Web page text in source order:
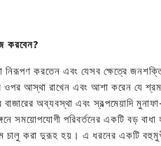
করবেন?
নিরূপণ করতেন এবং যেসব ক্ষেত্রে
ওপর আস্থা রাখেন এবং আশা করেন যে
অব্যবস্থা এবং স্বল্পমেয়াদি মুনাফা-
সময়োপযোগী পরিবর্তনের একটি বড় বাধা
চালু করা দুরূহ হয়। এ ধরনের একটি